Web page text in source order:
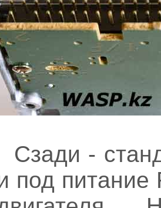
Сзади -
под питание